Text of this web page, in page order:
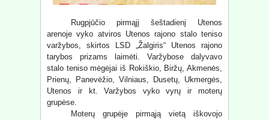
Rugpjūčio pirmąjį šeštadienį Utenos
arenoje vyko atviros Utenos rajono stalo teniso
varžybos, skirtos LSD „Žalgiris“ Utenos rajono
tarybos prizams laimėti. Varžybose dalyvavo
stalo teniso mėgėjai iš Rokiškio, Biržų, Akmenės,
Prienų, Panevėžio, Vilniaus, Dusetų, Ukmergės,
Utenos ir kt. Varžybos vyko vyrų ir moterų
grupėse.
Moterų grupėje pirmąją vietą iškovojo